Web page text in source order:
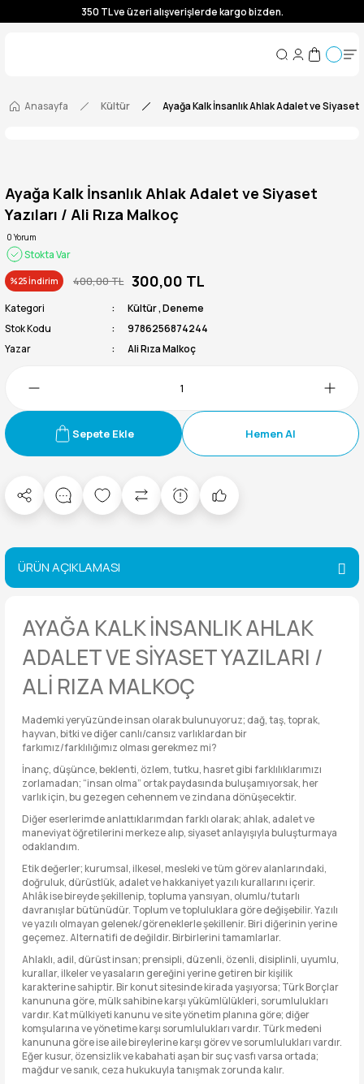
350 TL ve üzeri alışverişlerde kargo bizden.
350 TL ve üzeri alışverişlerde kargo bizden.
Anasayfa
Kültür Ayağa Kalk İnsanlık Ahlak Adalet ve Siyaset
Ayağa Kalk İnsanlık Ahlak Adalet ve Siyaset
Yazıları / Ali Rıza Malkoç
0 Yorum
Stokta Var
%25 İndirim 400,00 TL 300,00 TL
Kategori Kültür,Deneme
Stok Kodu
9786256874244
Yazar
Ali Rıza Malkoç
Sepete Ekle Hemen Al
ÜRÜN AÇIKLAMASI
AYAĞA KALK İNSANLIK AHLAK
ADALET VE SİYASET YAZILARI /
ALİ RIZA MALKOÇ
Mademki yeryüzünde insan olarak bulunuyoruz; dağ, taş, toprak,
hayvan, bitki ve diğer canlı/cansız varlıklardan bir
farkımız/farklılığımız olması gerekmez mi?
İnanç, düşünce, beklenti, özlem, tutku, hasret gibi farklılıklarımızı
zorlamadan; “insan olma” ortak paydasında buluşamıyorsak, her
varlık için, bu gezegen cehennem ve zindana dönüşecektir.
Diğer eserlerimde anlattıklarımdan farklı olarak; ahlak, adalet ve
maneviyat öğretilerini merkeze alıp, siyaset anlayışıyla buluşturmaya
odaklandım.
Etik değerler; kurumsal, ilkesel, mesleki ve tüm görev alanlarındaki,
doğruluk, dürüstlük, adalet ve hakkaniyet yazılı kurallarını içerir.
Ahlâk ise bireyde şekillenip, topluma yansıyan, olumlu/tutarlı
davranışlar bütünüdür. Toplum ve topluluklara göre değişebilir. Yazılı
ve yazılı olmayan gelenek/göreneklerle şekillenir. Biri diğerinin yerine
geçemez. Alternatifi de değildir. Birbirlerini tamamlarlar.
Ahlaklı, adil, dürüst insan; prensipli, düzenli, özenli, disiplinli, uyumlu,
kurallar, ilkeler ve yasaların gereğini yerine getiren bir kişilik
karakterine sahiptir. Bir konut sitesinde kirada yaşıyorsa; Türk Borçlar
kanununa göre, mülk sahibine karşı yükümlülükleri, sorumlulukları
vardır. Kat mülkiyeti kanunu ve site yönetim planına göre; diğer
komşularına ve yönetime karşı sorumlulukları vardır. Türk medeni
kanununa göre ise aile bireylerine karşı görev ve sorumlulukları vardır.
Eğer kusur, özensizlik ve kabahati aşan bir suç vasfı varsa ortada;
mağdur ve sanık, ceza hukukuyla tanışmak zorunda kalır.